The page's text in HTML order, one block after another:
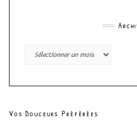
Archives
Vos Douceurs Préférées